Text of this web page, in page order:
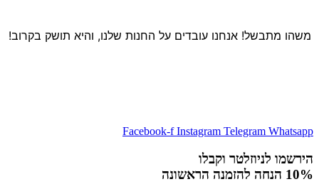
משהו מתבשל! אנחנו עובדים על החנות שלנו, והיא תושק בקרוב!
Facebook-f Instagram Telegram Whatsapp
הירשמו לניוזלטר וקבלו
10% הנחה
להזמנה הראשונה